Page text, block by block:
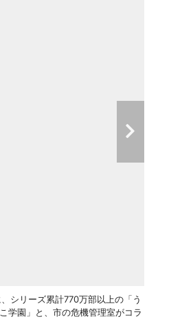
シリーズ累計770万部以上の「う
学園」と、市の危機管理室がコラ